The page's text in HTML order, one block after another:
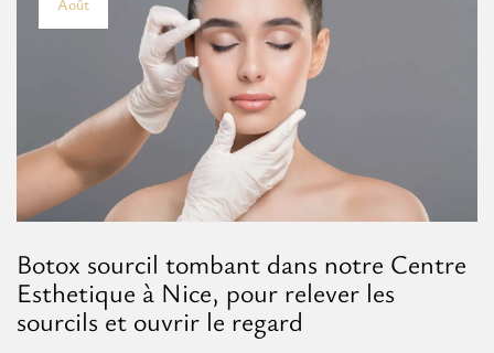
Botox sourcil tombant dans notre Centre
Esthetique à Nice, pour relever les
sourcils et ouvrir le regard